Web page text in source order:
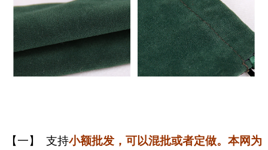
【一】 支持小额批发，可以混批或者定做。 本网为